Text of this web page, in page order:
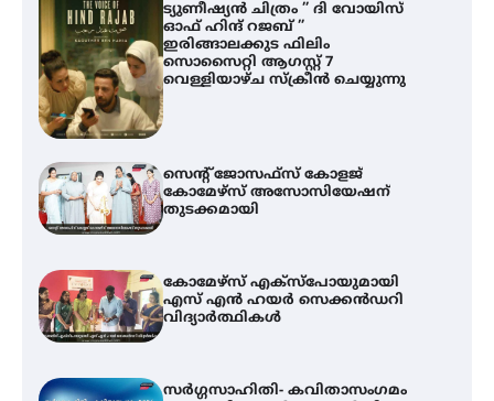
ട്യുണീഷ്യൻ ചിത്രം ” ദി വോയിസ്
ഓഫ് ഹിന്ദ് റജബ് ”
ഇരിങ്ങാലക്കുട ഫിലിം
സൊസൈറ്റി ആഗസ്റ്റ് 7
വെള്ളിയാഴ്ച സ്‌ക്രീൻ ചെയ്യുന്നു
സെന്റ് ജോസഫ്സ് കോളജ്
കോമേഴ്‌സ് അസോസിയേഷന്
തുടക്കമായി
കോമേഴ്സ് എക്സ്പോയുമായി
എസ് എൻ ഹയർ സെക്കൻഡറി
വിദ്യാർത്ഥികൾ
സർഗ്ഗസാഹിതി- കവിതാസംഗമം